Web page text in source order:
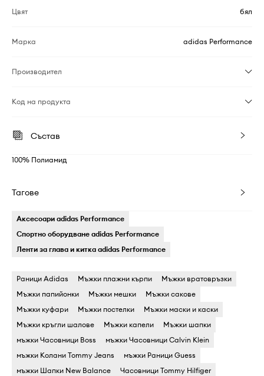
Цвят бял
Марка adidas Performance
Производител
Код на продукта
Състав
100% Полиамид
Тагове
Аксесоари adidas Performance
Спортно оборудване adidas Performance
Ленти за глава и китка adidas Performance
Раници Adidas Мъжки плажни кърпи
Мъжки вратовръзки
Мъжки папийонки
Мъжки мешки
Мъжки сакове
Мъжки куфари
Мъжки постелки
Мъжки маски и каски
Мъжки кръгли шалове
Мъжки капели
Мъжки шапки
мъжки Часовници Boss
мъжки Часовници Calvin Klein
мъжки Колани Tommy Jeans
мъжки Раници Guess
мъжки Шапки New Balance
Часовници Tommy Hilfiger